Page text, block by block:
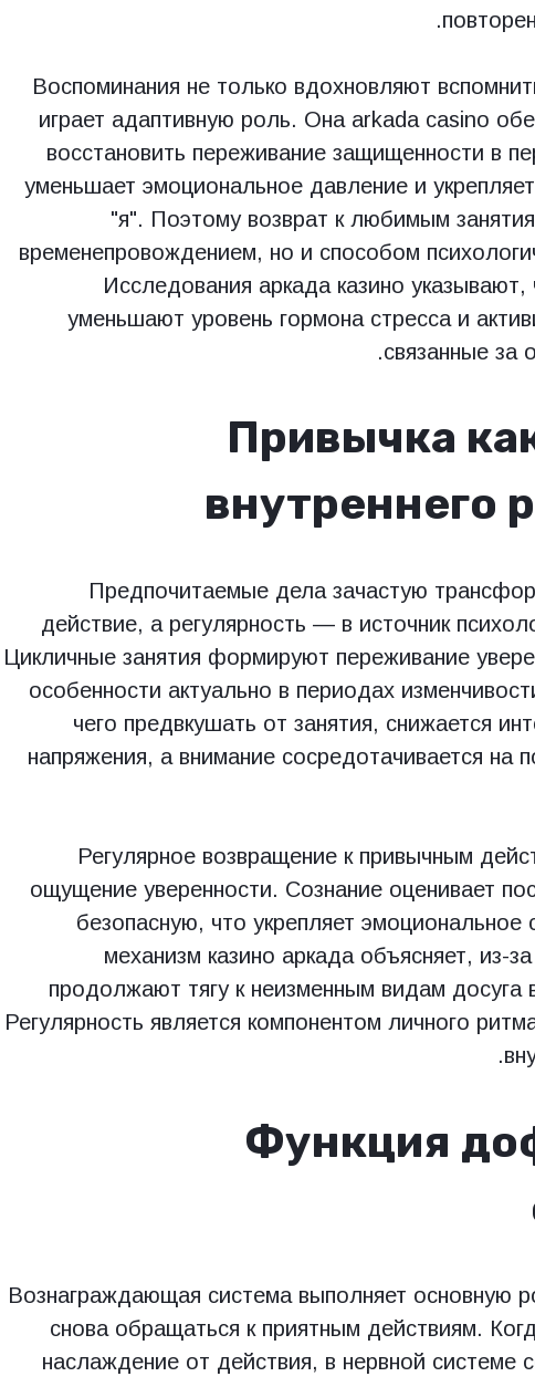
Воспоминания не только вдохновляют
играет адаптивную роль. Она arkada casino
восстановить переживание защищенности в
уменьшает эмоциональное давление и
"я". Поэтому возврат к любимым
временепровождением, но и способом
Исследования аркада казино указывают,
уменьшают уровень гормона стресса и
связанные за
Привычка
внутреннего
Предпочитаемые дела зачастую
действие, а регулярность — в источник
Цикличные занятия формируют переживание
особенности актуально в периодах
чего предвкушать от занятия, снижается
напряжения, а внимание сосредотачивается на
Регулярное возвращение к привычным
ощущение уверенности. Сознание оценивает
безопасную, что укрепляет
механизм казино аркада объясняет, из-
продолжают тягу к неизменным видам досуга
Регулярность является компонентом личного
Функция
Вознаграждающая система выполняет основную
снова обращаться к приятным действиям.
наслаждение от действия, в нервной системе